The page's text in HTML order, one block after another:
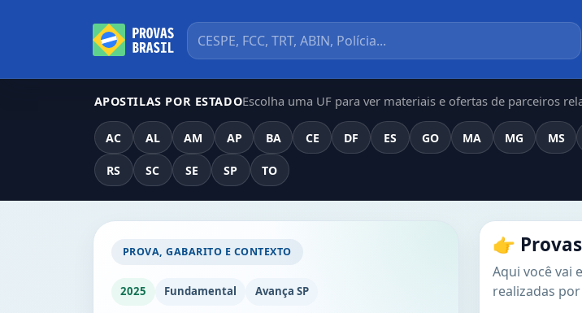
APOSTILAS POR ESTADOEscolha uma UF para ver materiais e ofertas de parceiros
AC AL AM AP BA CE DF ES GO MA MG MS
RS SC SE SP TO
PROVA, GABARITO E CONTEXTO
2025 Fundamental Avança SP
👉
Aqui você vai
realizadas